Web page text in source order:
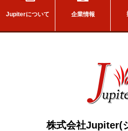
Jupiterについて 企業情報
株式会社Jupiter(